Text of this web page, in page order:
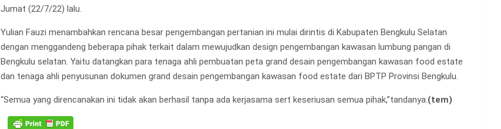
Jumat (22/7/22) lalu.
Yulian Fauzi menambahkan rencana besar pengembangan pertanian ini mulai dirintis di Kabupaten Bengkulu Selatan
dengan menggandeng beberapa pihak terkait dalam mewujudkan design pengembangan kawasan lumbung pangan di
Bengkulu selatan. Yaitu datangkan para tenaga ahli pembuatan peta grand desain pengembangan kawasan food estate
dan tenaga ahli penyusunan dokumen grand desain pengembangan kawasan food estate dari BPTP Provinsi Bengkulu.
“Semua yang direncanakan ini tidak akan berhasil tanpa ada kerjasama sert keseriusan semua pihak,”tandanya.(tem)